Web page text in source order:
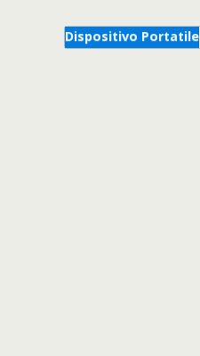
Dispositivo Portatile